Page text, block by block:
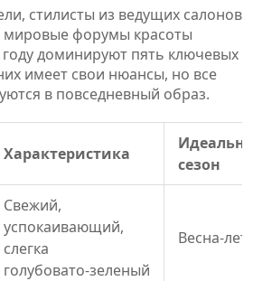
стилисты из ведущих салонов
мировые форумы красоты
году доминируют пять ключевых
имеет свои нюансы, но все
в повседневный образ.
Характеристика
сезон
Свежий,
успокаивающий,
слегка
голубовато‑зеленый